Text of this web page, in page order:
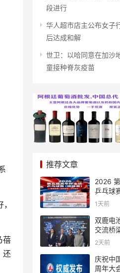
蓓
还
段进行
华人超市店主公布女子
后达成和解
世卫：以哈同意在加沙
童接种脊灰疫苗
推荐文章
2026
乒乓球
规则
1天前
双鹿电
交流桥
足协赞
2天前
庆祝中
周年大